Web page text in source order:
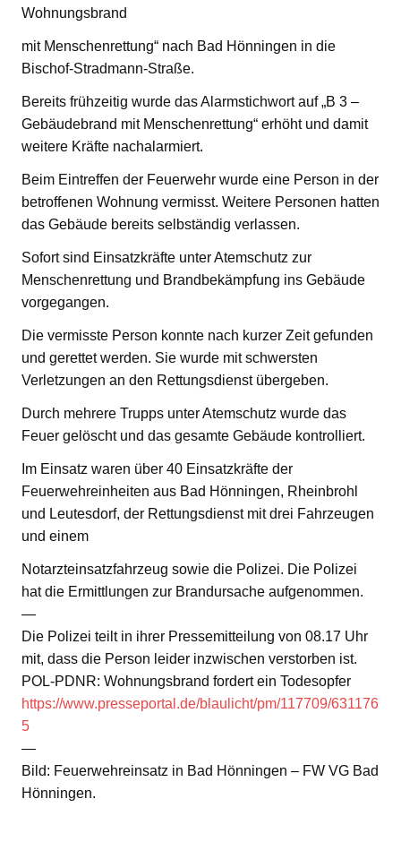
Wohnungsbrand
mit Menschenrettung“ nach Bad Hönningen in die
Bischof-Stradmann-Straße.
Bereits frühzeitig wurde das Alarmstichwort auf „B 3 –
Gebäudebrand mit Menschenrettung“ erhöht und damit
weitere Kräfte nachalarmiert.
Beim Eintreffen der Feuerwehr wurde eine Person in der
betroffenen Wohnung vermisst. Weitere Personen hatten
das Gebäude bereits selbständig verlassen.
Sofort sind Einsatzkräfte unter Atemschutz zur
Menschenrettung und Brandbekämpfung ins Gebäude
vorgegangen.
Die vermisste Person konnte nach kurzer Zeit gefunden
und gerettet werden. Sie wurde mit schwersten
Verletzungen an den Rettungsdienst übergeben.
Durch mehrere Trupps unter Atemschutz wurde das
Feuer gelöscht und das gesamte Gebäude kontrolliert.
Im Einsatz waren über 40 Einsatzkräfte der
Feuerwehreinheiten aus Bad Hönningen, Rheinbrohl
und Leutesdorf, der Rettungsdienst mit drei Fahrzeugen
und einem
Notarzteinsatzfahrzeug sowie die Polizei. Die Polizei
hat die Ermittlungen zur Brandursache aufgenommen.
—
Die Polizei teilt in ihrer Pressemitteilung von 08.17 Uhr
mit, dass die Person leider inzwischen verstorben ist.
POL-PDNR: Wohnungsbrand fordert ein Todesopfer
https://www.presseportal.de/blaulicht/pm/117709/631176
5
—
Bild: Feuerwehreinsatz in Bad Hönningen – FW VG Bad
Hönningen.